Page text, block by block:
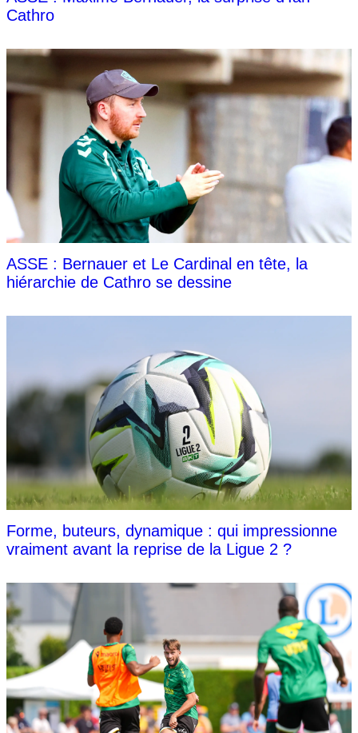
Cathro
ASSE : Bernauer et Le Cardinal en tête, la
hiérarchie de Cathro se dessine
Forme, buteurs, dynamique : qui impressionne
vraiment avant la reprise de la Ligue 2 ?